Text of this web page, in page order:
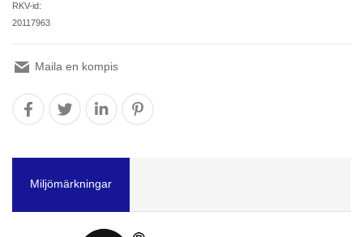
RKV-id:
20117963
Maila en kompis
Miljömärkningar